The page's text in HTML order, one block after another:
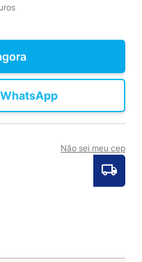
Não sei meu cep